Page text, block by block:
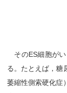
そのES細胞がい
る。たとえば，糖
萎縮性側索硬化症